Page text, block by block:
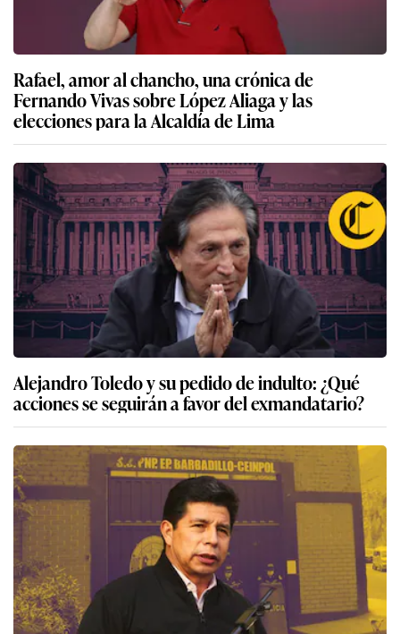
Rafael, amor al chancho, una crónica de
Fernando Vivas sobre López Aliaga y las
elecciones para la Alcaldía de Lima
Alejandro Toledo y su pedido de indulto: ¿Qué
acciones se seguirán a favor del exmandatario?